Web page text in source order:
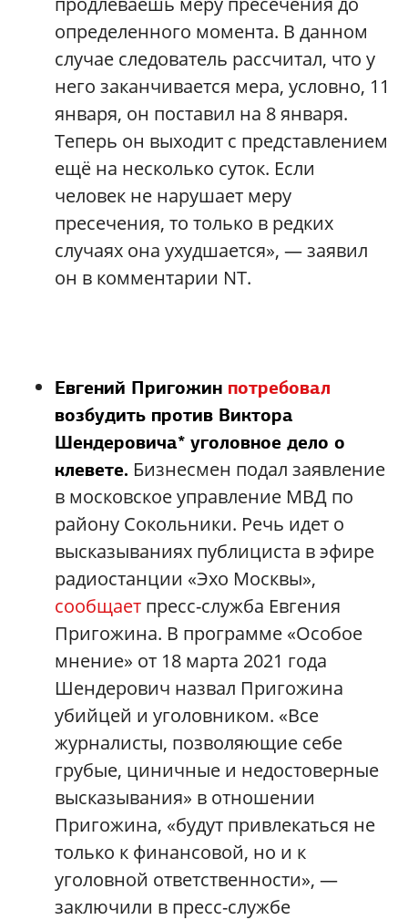
определенного момента. В данном
случае следователь рассчитал, что у
него заканчивается мера, условно, 11
января, он поставил на 8 января.
Теперь он выходит с представлением
ещё на несколько суток. Если
человек не нарушает меру
пресечения, то только в редких
случаях она ухудшается», — заявил
он в комментарии NT.
Евгений Пригожин потребовал
возбудить против Виктора
Шендеровича* уголовное дело о
клевете. Бизнесмен подал заявление
в московское управление МВД по
району Сокольники. Речь идет о
высказываниях публициста в эфире
радиостанции «Эхо Москвы»,
сообщает пресс-служба Евгения
Пригожина. В программе «Особое
мнение» от 18 марта 2021 года
Шендерович назвал Пригожина
убийцей и уголовником. «Все
журналисты, позволяющие себе
грубые, циничные и недостоверные
высказывания» в отношении
Пригожина, «будут привлекаться не
только к финансовой, но и к
уголовной ответственности», —
заключили в пресс-службе